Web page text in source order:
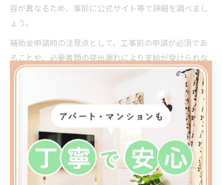
容が異なるため、事前に公式サイト等で詳細を調べまし
ょう。
補助金申請時の注意点として、工事前の申請が必須であ
ることや、必要書類の提出漏れにより支給が受けられな
い例もあります。初心者の方は、リフォーム業者に申請
サポートを依頼することで、手続きの不安を軽減できま
費用を抑えるキッチン交換アイデア